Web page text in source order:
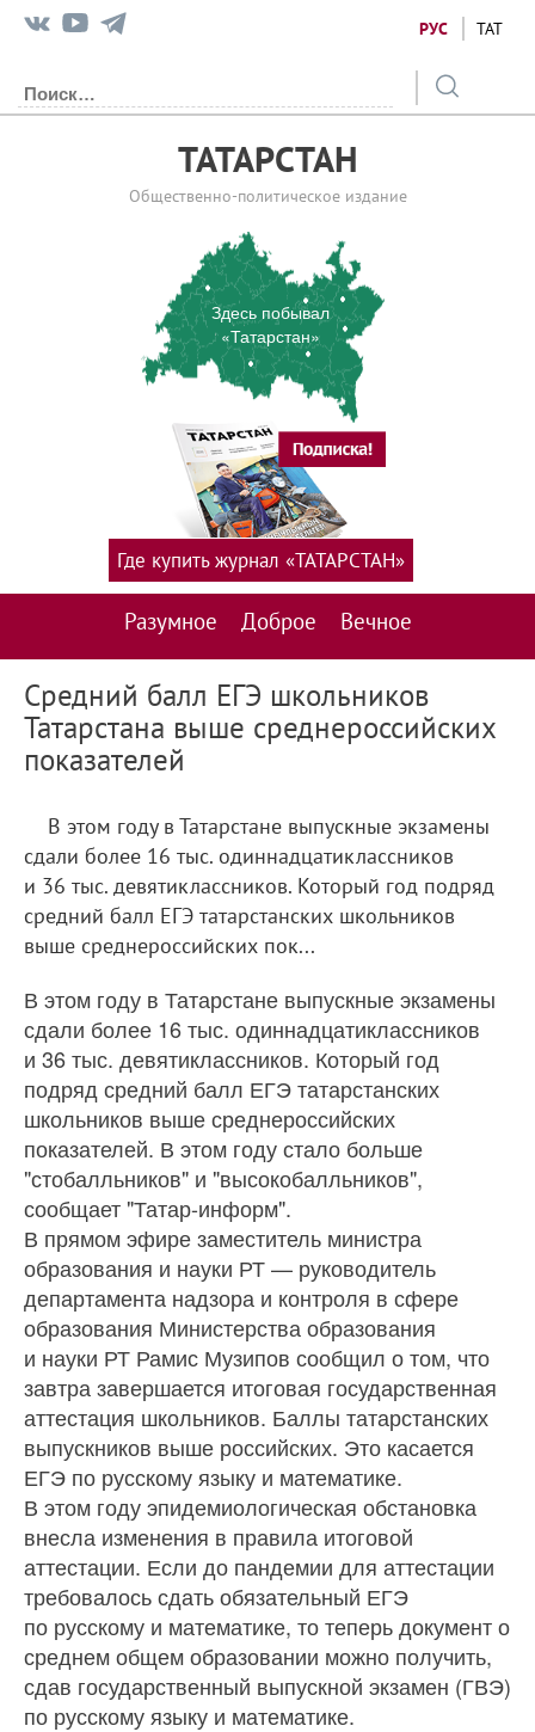
РУС ТАТ
ТАТАРСТАН
Общественно-политическое издание
Здесь побывал
«Татарстан»
Разумное Доброе Вечное
Где купить журнал «ТАТАРСТАН»
Средний балл ЕГЭ школьников
Татарстана выше среднероссийских
показателей
В этом году в Татарстане выпускные экзамены
сдали более 16 тыс. одиннадцатиклассников
и 36 тыс. девятиклассников. Который год подряд
средний балл ЕГЭ татарстанских школьников
выше среднероссийских пок...
В этом году в Татарстане выпускные экзамены
сдали более 16 тыс. одиннадцатиклассников
и 36 тыс. девятиклассников. Который год
подряд средний балл ЕГЭ татарстанских
школьников выше среднероссийских
показателей. В этом году стало больше
"стобалльников" и "высокобалльников",
сообщает "Татар-информ".
В прямом эфире заместитель министра
образования и науки РТ — руководитель
департамента надзора и контроля в сфере
образования Министерства образования
и науки РТ Рамис Музипов сообщил о том, что
завтра завершается итоговая государственная
аттестация школьников. Баллы татарстанских
выпускников выше российских. Это касается
ЕГЭ по русскому языку и математике.
В этом году эпидемиологическая обстановка
внесла изменения в правила итоговой
аттестации. Если до пандемии для аттестации
требовалось сдать обязательный ЕГЭ
по русскому и математике, то теперь документ о
среднем общем образовании можно получить,
сдав государственный выпускной экзамен (ГВЭ)
по русскому языку и математике.